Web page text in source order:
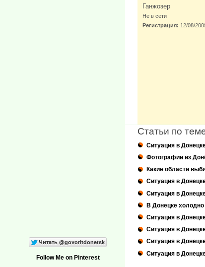
Ганжозер
Не в сети
Регистрация: 12/08/
Статьи по
Ситуация в
Фотографии из
Какие области
Ситуация в
Ситуация в
В Донецке холодно
Ситуация в
Ситуация в
Ситуация в
Ситуация в
Follow Me on Pinterest